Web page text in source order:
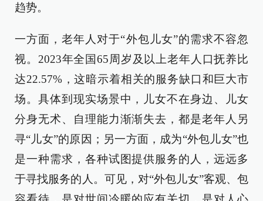
趋势。
一方面，老年人对于“外包儿女”的需求不容忽
视。2023年全国65周岁及以上老年人口抚养比
达22.57%，这暗示着相关的服务缺口和巨大市
场。具体到现实场景中，儿女不在身边、儿女
分身无术、自理能力渐渐失去，都是老年人另
寻“儿女”的原因；另一方面，成为“外包儿女”也
是一种需求，各种试图提供服务的人，远远多
于寻找服务的人。可见，对“外包儿女”客观、包